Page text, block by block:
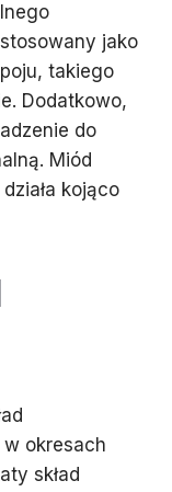
jako
takiego
Dodatkowo,
do
Miód
kojąco
okresach
skład